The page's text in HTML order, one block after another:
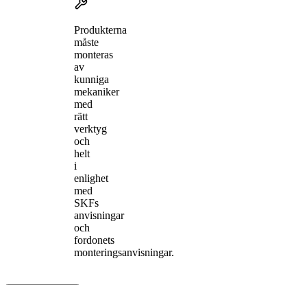
Produkterna
måste
monteras
av
kunniga
mekaniker
med
rätt
verktyg
och
helt
i
enlighet
med
SKFs
anvisningar
och
fordonets
monteringsanvisningar.